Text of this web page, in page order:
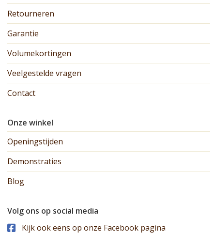
Retourneren
Garantie
Volumekortingen
Veelgestelde vragen
Contact
Onze winkel
Openingstijden
Demonstraties
Blog
Volg ons op social media
Kijk ook eens op onze Facebook pagina